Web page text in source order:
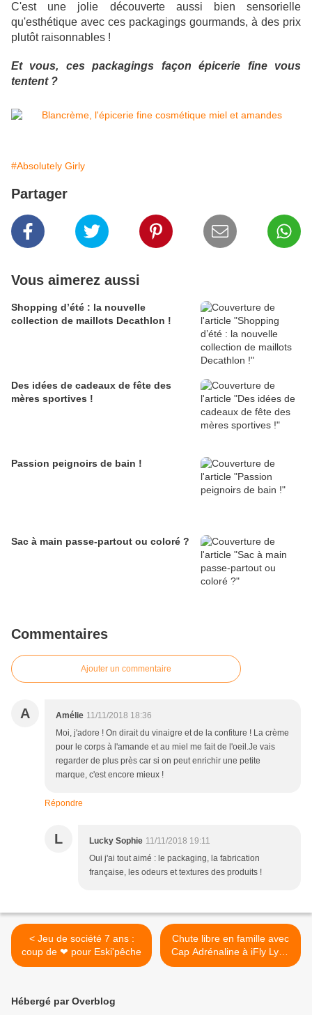
C'est une jolie découverte aussi bien sensorielle
qu'esthétique avec ces packagings gourmands, à des prix
plutôt raisonnables !
Et vous, ces packagings façon épicerie fine vous
tentent ?
#Absolutely Girly
Partager
Vous aimerez aussi
Shopping d’été : la nouvelle
collection de maillots Decathlon !
Des idées de cadeaux de fête des
mères sportives !
Passion peignoirs de bain !
Sac à main passe-partout ou coloré ?
Commentaires
Ajouter un commentaire
A Amélie 11/11/2018 18:36
Moi, j'adore ! On dirait du vinaigre et de la confiture ! La crème
pour le corps à l'amande et au miel me fait de l'oeil.Je vais
regarder de plus près car si on peut enrichir une petite
marque, c'est encore mieux !
Répondre
L Lucky Sophie 11/11/2018 19:11
Oui j'ai tout aimé : le packaging, la fabrication
française, les odeurs et textures des produits !
< Jeu de société 7 ans :
coup de ❤ pour Eski'pêche
Chute libre en famille avec
Cap Adrénaline à iFly Lyon
>
Hébergé par Overblog